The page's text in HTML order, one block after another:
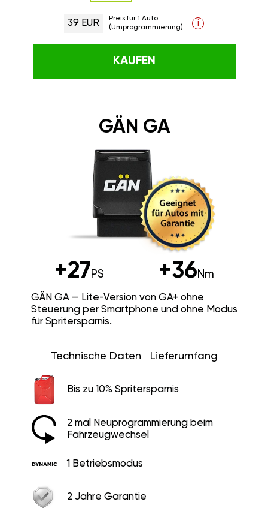
39 EUR
Preis für 1 Auto
(Umprogrammierung)
i
KAUFEN
GÄN GA
+27PS +36Nm
GÄN GA — Lite-Version von GA+ ohne
Steuerung per Smartphone und ohne Modus
für Spritersparnis.
Technische Daten Lieferumfang
Bis zu 10% Spritersparnis
2 mal Neuprogrammierung beim
Fahrzeugwechsel
1 Betriebsmodus
2 Jahre Garantie